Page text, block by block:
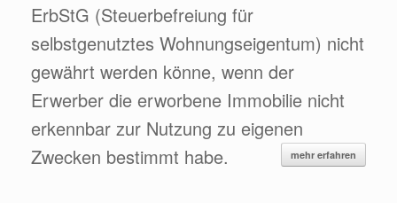
ErbStG (Steuerbefreiung für
selbstgenutztes Wohnungseigentum) nicht
gewährt werden könne, wenn der
Erwerber die erworbene Immobilie nicht
erkennbar zur Nutzung zu eigenen
Zwecken bestimmt habe.
mehr erfahren